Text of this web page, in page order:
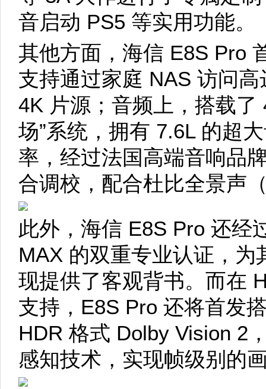
音启动 PS5 等实用功能。
其他方面，海信 E8S Pro
支持通过家庭 NAS 访问
4K 片源；音频上，搭载了
场”系统，拥有 7.6L 的超
率，经过法国高端音响品
合调校，配合杜比全景声
此外，海信 E8S Pro 还经
MAX 的双重专业认证，
现提供了客观背书。而在
支持，E8S Pro 还将首发
HDR 格式 Dolby Vision 2
感知技术，实现帧级别的